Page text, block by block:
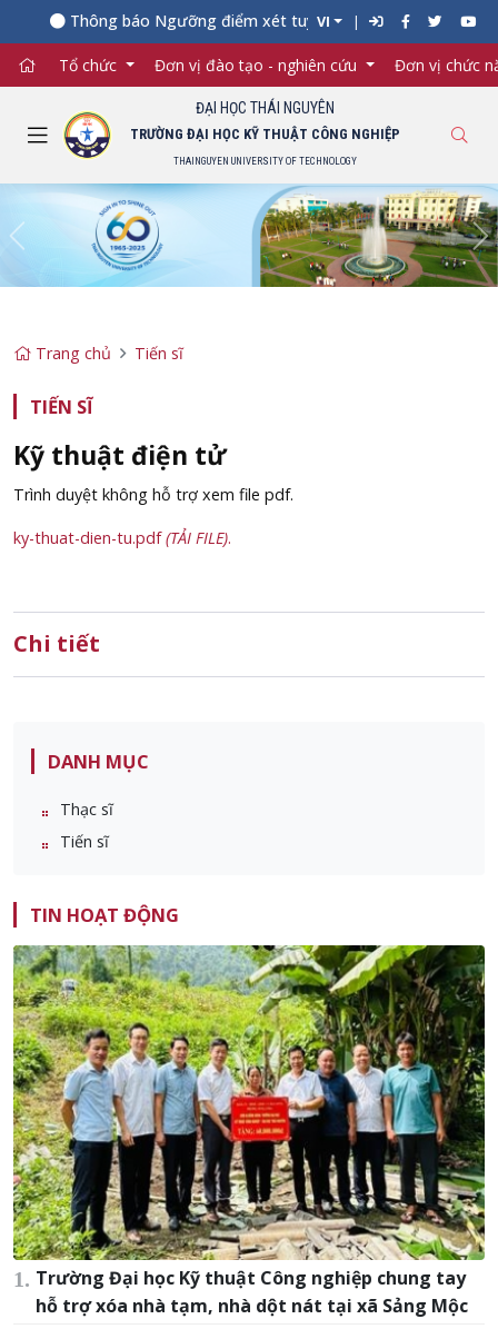
Thông báo Ngưỡng điểm xét tuyển đối với từng ngành
VI
Tổ chức Đơn vị đào tạo - nghiên cứu Đơn vị chức
ĐẠI HỌC THÁI NGUYÊN
TRƯỜNG ĐẠI HỌC KỸ THUẬT CÔNG NGHIỆP
THAINGUYEN UNIVERSITY OF TECHNOLOGY
Previous
Trang chủ Tiến sĩ
TIẾN SĨ
Kỹ thuật điện tử
Trình duyệt không hỗ trợ xem file pdf.
ky-thuat-dien-tu.pdf(TẢI FILE).
Chi tiết
DANH MỤC
Thạc sĩ
Tiến sĩ
TIN HOẠT ĐỘNG
Trường Đại học Kỹ thuật Công nghiệp chung tay
hỗ trợ xóa nhà tạm, nhà dột nát tại xã Sảng Mộc